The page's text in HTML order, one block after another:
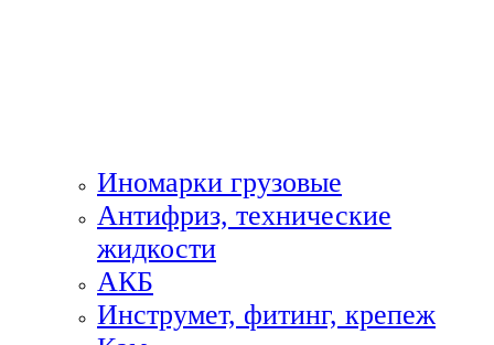
Иномарки грузовые
Антифриз, технические
жидкости
АКБ
Инструмет, фитинг, крепеж